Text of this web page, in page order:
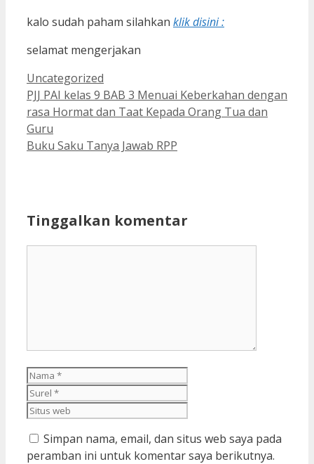
kalo sudah paham silahkan klik disini :
selamat mengerjakan
Kategori
Uncategorized
PJJ PAI kelas 9 BAB 3 Menuai Keberkahan dengan
rasa Hormat dan Taat Kepada Orang Tua dan
Guru
Buku Saku Tanya Jawab RPP
Tinggalkan komentar
Nama
Simpan nama, email, dan situs web saya pada
peramban ini untuk komentar saya berikutnya.